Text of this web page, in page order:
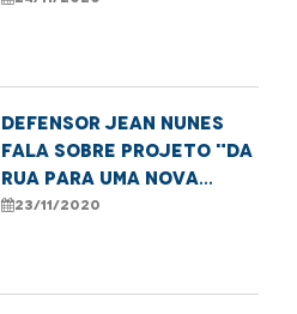
Defensor Jean Nunes
fala sobre projeto "Da
rua para uma nova
vida"
23/11/2020